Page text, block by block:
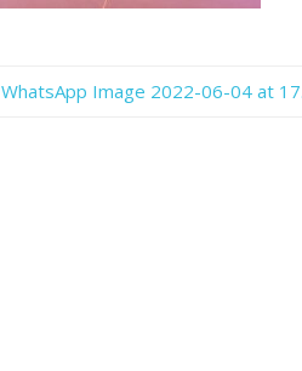
Previous
WhatsApp Image 2022-06-04 at